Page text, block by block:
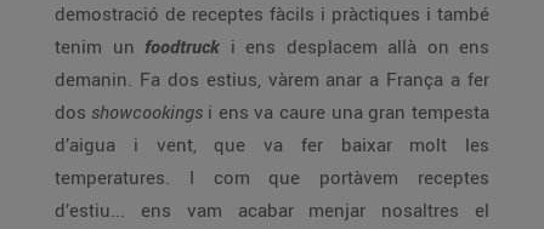
demostració de receptes fàcils i pràctiques i també
tenim un foodtruck i ens desplacem allà on ens
demanin. Fa dos estius, vàrem anar a França a fer
dos showcookings i ens va caure una gran tempesta
d’aigua i vent, que va fer baixar molt les
temperatures. I com que portàvem receptes
d’estiu... ens vam acabar menjar nosaltres el